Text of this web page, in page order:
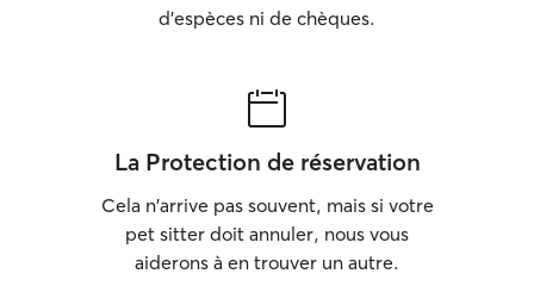
d'espèces ni de chèques.
La Protection de réservation
Cela n'arrive pas souvent, mais si votre
pet sitter doit annuler, nous vous
aiderons à en trouver un autre.